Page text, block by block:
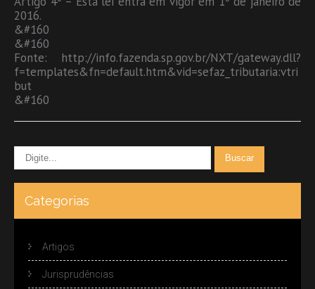
2016.
&#160
&#160
Fonte: http://info.fazenda.sp.gov.br/NXT/gateway.dll?
f=templates&fn=default.htm&vid=sefaz_tributaria:vtri
but
&#160
Categorias
Artigos
Jurisprudências